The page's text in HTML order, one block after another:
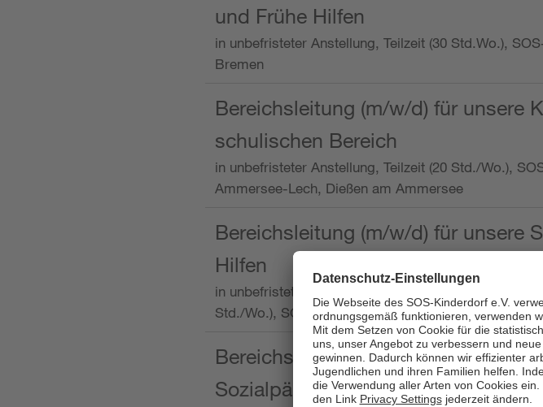
und Frühe Hilfen
in unbefristeter Anstellung, Teilzeit (30 Std.Wo.),
Bremen
Bereichsleitung (m/w/d) für unsere
schulischen Bereich
in unbefristeter Anstellung, Teilzeit (20 Std./Wo.),
Ammersee-Lech, Dießen am Ammersee
Bereichsleitung (m/w/d) für unsere
Hilfen
in unbefristeter Anstellung, Vollzeit oder Teilzeit
Std./Wo.), SOS-Kinderdorf Worpswede,
Bereichsleitung mit der
Sozialpädagogin (m/w/d) und die